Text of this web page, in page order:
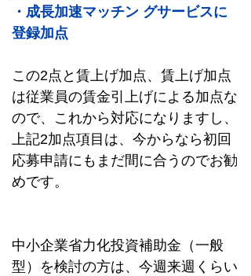
・成長加速マッチン グサービスに
登録加点
この2点と賃上げ加点、賃上げ加点
は従業員の賃金引上げによる加点な
ので、これから対応になりますし、
上記2加点項目は、今からなら初回
応募申請にもまだ間に合うのでお勧
めです。
中小企業省力化投資補助金（一般
型）を検討の方は、今週来週くらい